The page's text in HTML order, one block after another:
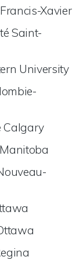
Xavier
Saint-
University
Calgary